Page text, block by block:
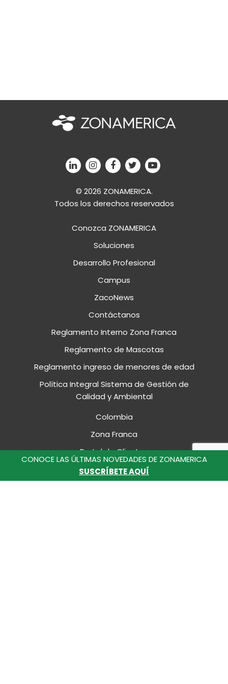
CONOCE LAS ÚLTIMAS NOVEDADES DE ZONAMERICA
SUSCRÍBETE AQUÍ
© 2026 ZONAMERICA.
Todos los derechos reservados
Conozca ZONAMERICA
Soluciones
Desarrollo Profesional
Campus
ZacoNews
Contáctanos
Reglamento Interno Zona Franca
Reglamento de Mascotas
Reglamento ingreso de menores de edad
Política Integral Sistema de Gestión de
Calidad y Ambiental
Colombia
Zona Franca
Portal de Clientes
Colombia